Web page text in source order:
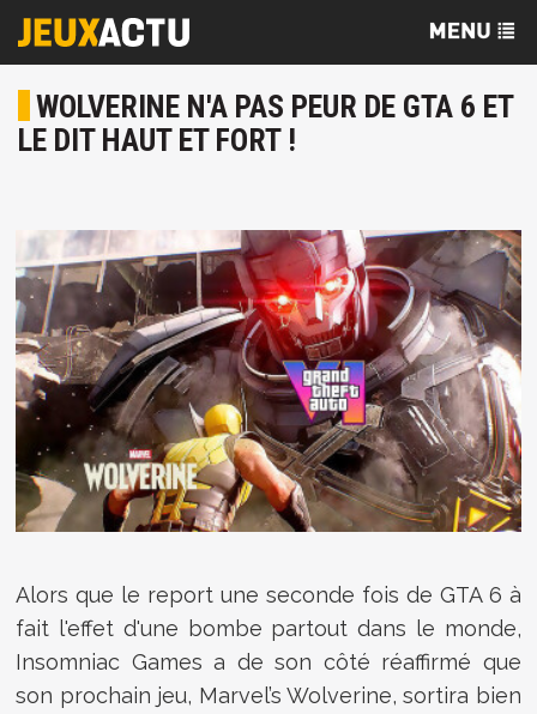
WOLVERINE N'A PAS PEUR DE GTA 6 ET
LE DIT HAUT ET FORT !
Alors que le report une seconde fois de GTA 6 à
fait l'effet d'une bombe partout dans le monde,
Insomniac Games a de son côté réaffirmé que
son prochain jeu, Marvel’s Wolverine, sortira bien